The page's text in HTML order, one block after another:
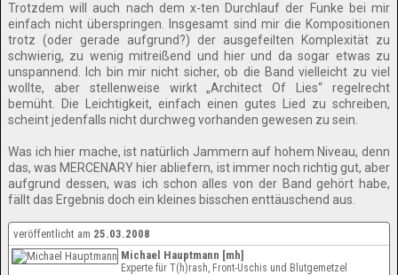
Trotzdem will auch nach dem x-ten Durchlauf der Funke bei mir
einfach nicht überspringen. Insgesamt sind mir die Kompositionen
trotz (oder gerade aufgrund?) der ausgefeilten Komplexität zu
schwierig, zu wenig mitreißend und hier und da sogar etwas zu
unspannend. Ich bin mir nicht sicher, ob die Band vielleicht zu viel
wollte, aber stellenweise wirkt „Architect Of Lies“ regelrecht
bemüht. Die Leichtigkeit, einfach einen gutes Lied zu schreiben,
scheint jedenfalls nicht durchweg vorhanden gewesen zu sein.
Was ich hier mache, ist natürlich Jammern auf hohem Niveau, denn
das, was MERCENARY hier abliefern, ist immer noch richtig gut, aber
aufgrund dessen, was ich schon alles von der Band gehört habe,
fällt das Ergebnis doch ein kleines bisschen enttäuschend aus.
veröffentlicht am 25.03.2008
Michael Hauptmann [mh]
Experte für T(h)rash, Front-Uschis und Blutgemetzel